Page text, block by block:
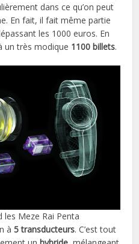
dans ce qu’on peut
En fait, il fait même partie
les 1000 euros. En
un très modique 1100 billets.
les Meze Rai Penta
à5 transducteurs. C’est tout